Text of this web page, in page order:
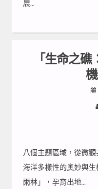
展…
「生命之
八個主題區域，從微
海洋多樣性的奧妙與
雨林」，孕育出地…